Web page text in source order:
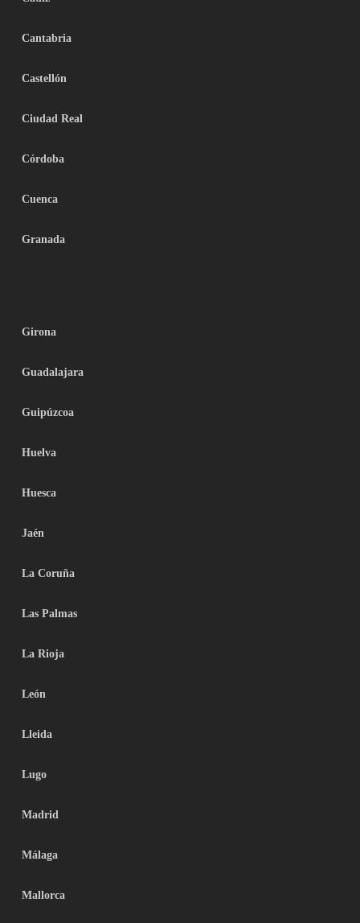
Cantabria
Castellón
Ciudad Real
Córdoba
Cuenca
Granada
Girona
Guadalajara
Guipúzcoa
Huelva
Huesca
Jaén
La Coruña
Las Palmas
La Rioja
León
Lleida
Lugo
Madrid
Málaga
Mallorca